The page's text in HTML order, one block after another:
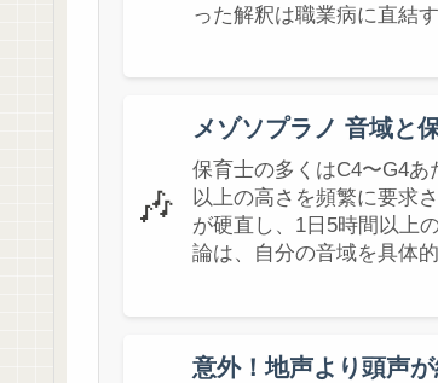
った解釈は職業病に直結
🎶
メゾソプラノ 音域と
保育士の多くはC4〜G4
以上の高さを頻繁に要求
が硬直し、1日5時間以上
論は、自分の音域を具体
意外！地声より頭声